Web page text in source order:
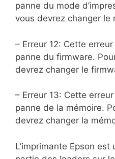
panne du mode
vous devrez changer le
– Erreur 12: Cette
panne du firmware.
devrez changer le
– Erreur 13: Cette
panne de la mémoire.
devrez changer la
L’imprimante Epson